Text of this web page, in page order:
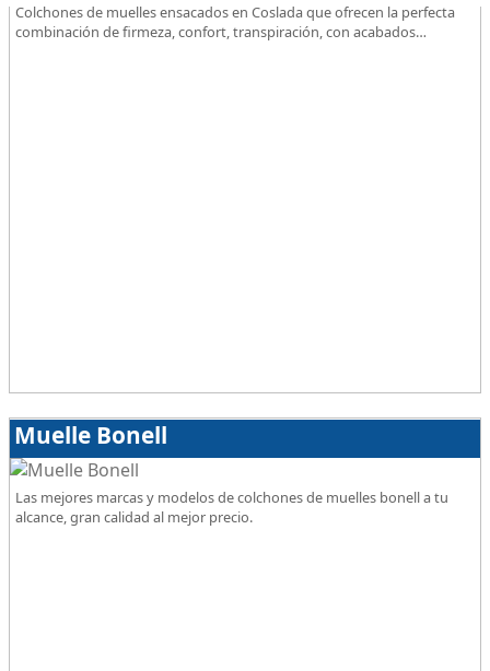
Colchones de muelles ensacados en Coslada que ofrecen la perfecta
combinación de firmeza, confort, transpiración, con acabados
Muelle Bonell
Las mejores marcas y modelos de colchones de muelles bonell a tu
alcance, gran calidad al mejor precio.